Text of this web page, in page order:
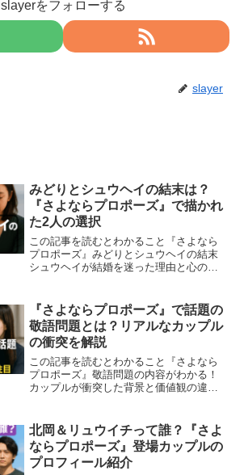
slayerをフォローする
slayer
みどりとシュウヘイの結末は？
『さよならプロポーズ』で描かれ
た2人の選択
この記事を読むとわかること『さよなら
プロポーズ』みどりとシュウヘイの結末
シュウヘイが結婚を迷った理由と心の変
の選択ABEMAリアリティ『さよならプロ
ポーズ via ...
『さよならプロポーズ』で話題の
敬語問題とは？リアルなカップル
の衝突を解説
この記事を読むとわかること『さよなら
プロポーズ』敬語問題の内容がわかる！
カップルが衝突した背景と価値観の違い
恋愛リアリティ番組『さよならプロポー
ズ』で話題を呼んでい...
北岡＆リュウイチって誰？『さよ
ならプロポーズ』登場カップルの
プロフィール紹介